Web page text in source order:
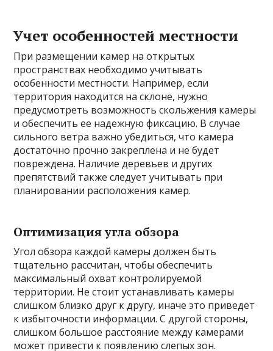
Учет особенностей местности
При размещении камер на открытых
пространствах необходимо учитывать
особенности местности. Например, если
территория находится на склоне, нужно
предусмотреть возможность скольжения камеры
и обеспечить ее надежную фиксацию. В случае
сильного ветра важно убедиться, что камера
достаточно прочно закреплена и не будет
повреждена. Наличие деревьев и других
препятствий также следует учитывать при
планировании расположения камер.
Оптимизация угла обзора
Угол обзора каждой камеры должен быть
тщательно рассчитан, чтобы обеспечить
максимальный охват контролируемой
территории. Не стоит устанавливать камеры
слишком близко друг к другу, иначе это приведет
к избыточности информации. С другой стороны,
слишком большое расстояние между камерами
может привести к появлению слепых зон.